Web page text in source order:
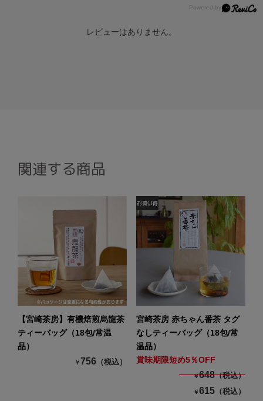
レビューはありません。
関連する商品
【宮崎茶房】有機焙煎烏龍茶
ティーバッグ（18包/常温
品）
￥ 756 （税込）
宮崎茶房 赤ちゃん番茶 タグ
なしティーバッグ（18包/常
温品）
賞味期限短め5％OFF
￥648（税込）
￥615 （税込）